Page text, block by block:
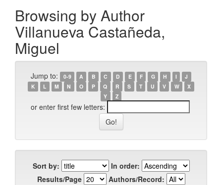
Browsing by Author
Villanueva Castañeda,
Miguel
Jump to: 0-9 A B C D E F G H I
J
K
L M N O P Q R S T U V W
X
Y
Z
or enter first few letters:
Sort by:
In order:
Results/Page
Authors/Record: